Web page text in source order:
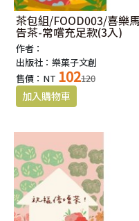
茶包組/FOOD003/喜樂馬
告茶-常嚐充足款(3入)
作者：
出版社：樂菓子文創
售價：NT 102120